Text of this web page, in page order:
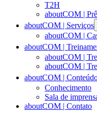
T2H
aboutCOM |
aboutCOM | Serviços
aboutCOM |
aboutCOM |
aboutCOM |
aboutCOM |
aboutCOM |
Conhecimento
Sala de
aboutCOM | Contato